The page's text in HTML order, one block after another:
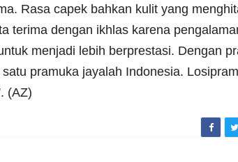
Rasa capek bahkan kulit yang
terima dengan ikhlas karena
menjadi lebih berprestasi. Dengan
pramuka jayalah Indonesia.
(AZ)